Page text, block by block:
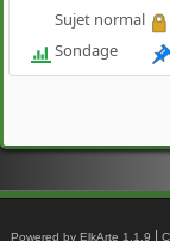
Sujet normal
Sondage
Powered by ElkArte 1.1.9 |